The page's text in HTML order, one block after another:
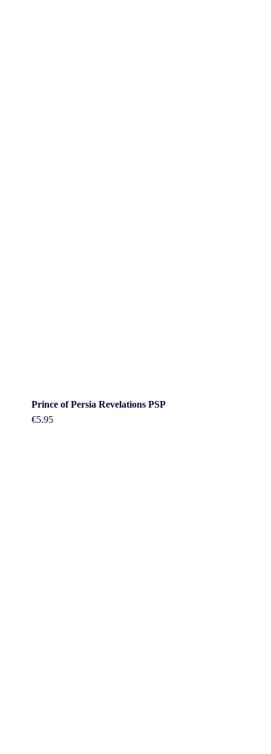
Prince of Persia Revelations PSP
€5.95